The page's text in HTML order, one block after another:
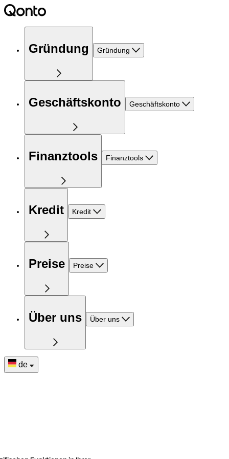
Gründung Gründung
Geschäftskonto Geschäftskonto
Finanztools Finanztools
Kredit Kredit
Preise Preise
Über uns Über uns
de